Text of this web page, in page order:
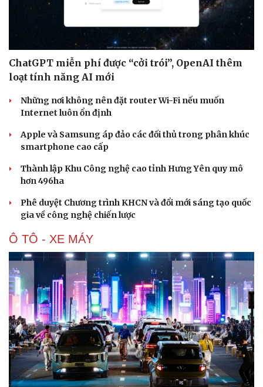
Văn hóa
Sân khấu - Điện ảnh
Văn học
Âm nhạc
Di sản
Nghệ sĩ
Thời trang
Sao Việt
ChatGPT miễn phí được “cởi trói”, OpenAI thêm
loạt tính năng AI mới
Những nơi không nên đặt router Wi-Fi nếu muốn
Internet luôn ổn định
Apple và Samsung áp đảo các đối thủ trong phân khúc
smartphone cao cấp
Thành lập Khu Công nghệ cao tỉnh Hưng Yên quy mô
hơn 496ha
Phê duyệt Chương trình KHCN và đổi mới sáng tạo quốc
gia về công nghệ chiến lược
Ô TÔ - XE MÁY